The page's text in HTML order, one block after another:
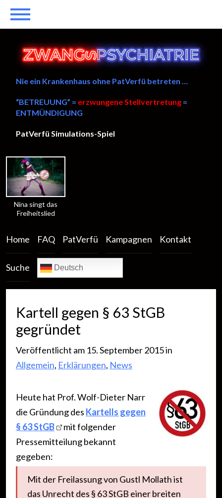
Nina singt das
Freiheitslied
Nie ein Krankenhaus ohne PatVerfü betreten …
“BETREUUNG” = erzwungene Stellvertretung =
ENTMÜNDIGUNG
PatVerfü Simulations-Spiel
Home FAQ PatVerfü Kampagnen Kontakt
Suche Deutsch
Kartell gegen § 63 StGB
gegründet
Veröffentlicht am 15. September 2015 in
Allgemein, Erklärungen, News
Heute hat Prof. Wolf-Dieter Narr
die Gründung des Kartells gegen
§ 63 StGB
mit folgender
Pressemitteilung bekannt
gegeben:
Mit der Freilassung von Gustl Mollath ist
das Unrecht des § 63 StGB einer breiten